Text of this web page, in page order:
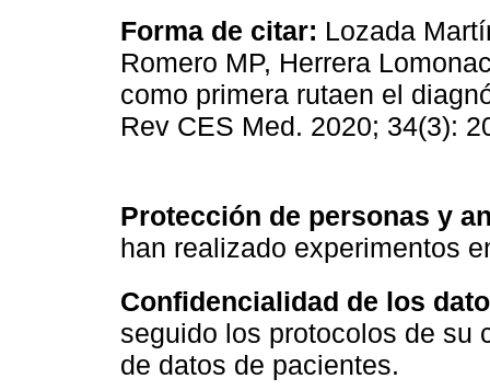
Forma de citar: Lozada
Romero MP, Herrera
como primera rutaen el
Rev CES Med. 2020; 34(3):
Protección de personas y
han realizado experimentos
Confidencialidad de los
seguido los protocolos de su
de datos de pacientes.